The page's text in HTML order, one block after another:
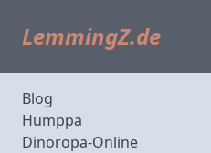
LemmingZ.de
Blog
Humppa
Dinoropa-Online